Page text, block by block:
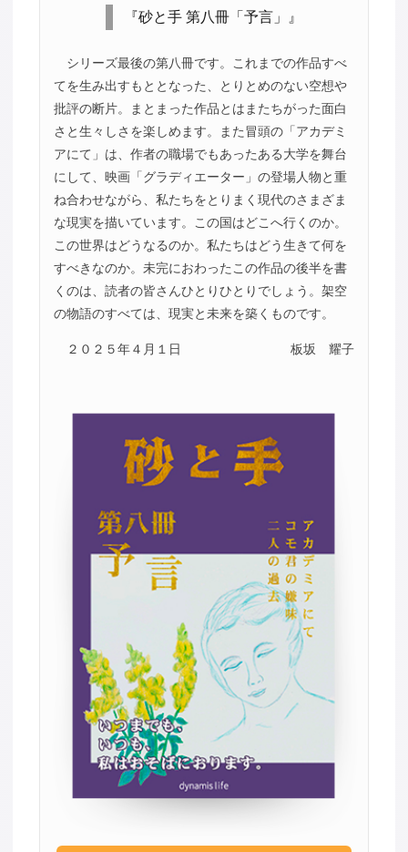
『砂と手 第八冊「予言」』
シリーズ最後の第八冊です。これまでの作品すべ
てを生み出すもととなった、とりとめのない空想や
批評の断片。まとまった作品とはまたちがった面白
さと生々しさを楽しめます。また冒頭の「アカデミ
アにて」は、作者の職場でもあったある大学を舞台
にして、映画「グラディエーター」の登場人物と重
ね合わせながら、私たちをとりまく現代のさまざま
な現実を描いています。この国はどこへ行くのか。
この世界はどうなるのか。私たちはどう生きて何を
すべきなのか。未完におわったこの作品の後半を書
くのは、読者の皆さんひとりひとりでしょう。架空
の物語のすべては、現実と未来を築くものです。
２０２５年４月１日 板坂 耀子